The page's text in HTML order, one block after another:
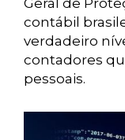
Geral de
contábil
verdadeiro
contadores
pessoais.